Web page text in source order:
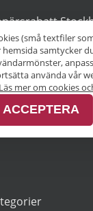
Skåne
(små textfiler
samtycker
använda vår
Läs mer om cookies
ACCEPTERA